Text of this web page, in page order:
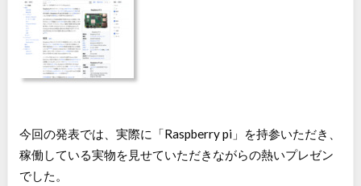
今回の発表では、実際に「Raspberry pi」を持参いただき、
稼働している実物を見せていただきながらの熱いプレゼン
でした。